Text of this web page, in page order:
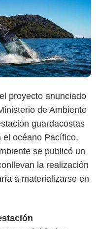
proyecto anunciado
de Ambiente
guardacostas
el océano Pacífico.
se publicó un
la realización
a materializarse en